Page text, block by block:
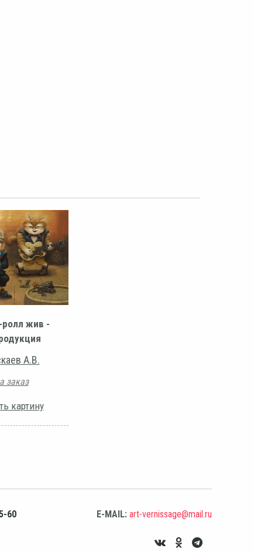
ролл жив -
А.В.
заказ
картину
60 E-MAIL: art-vernissage@mail.ru